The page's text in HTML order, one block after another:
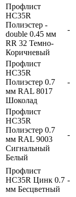
Профлист
HC35R
Полиэстер -
double 0.45 мм
RR 32 Темно-
Коричневый
-
Профлист
HC35R
Полиэстер 0.7
мм RAL 8017
Шоколад
-
Профлист
HC35R
Полиэстер 0.7
мм RAL 9003
Сигнальный
Белый
-
Профлист
HC35R Цинк 0.7
мм Бесцветный
-